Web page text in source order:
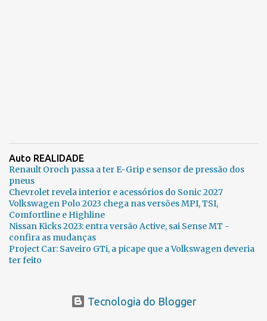
Auto REALIDADE
Renault Oroch passa a ter E-Grip e sensor de pressão dos
pneus
Chevrolet revela interior e acessórios do Sonic 2027
Volkswagen Polo 2023 chega nas versões MPI, TSI,
Comfortline e Highline
Nissan Kicks 2023: entra versão Active, sai Sense MT -
confira as mudanças
Project Car: Saveiro GTi, a picape que a Volkswagen deveria
ter feito
Tecnologia do Blogger